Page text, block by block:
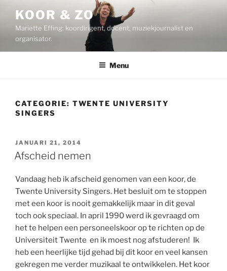
inhoud
KOOR & ZO
Mariette Effing: koordirigent, docent, muziekjournalist en
organisator.
Menu
CATEGORIE: TWENTE UNIVERSITY
SINGERS
GEPLAATST
OP
JANUARI 21, 2014
Afscheid nemen
Vandaag heb ik afscheid genomen van een koor, de
Twente University Singers. Het besluit om te stoppen
met een koor is nooit gemakkelijk maar in dit geval
toch ook speciaal. In april 1990 werd ik gevraagd om
het te helpen een personeelskoor op te richten op de
Universiteit Twente en ik moest nog afstuderen! Ik
heb een heerlijke tijd gehad bij dit koor en veel kansen
gekregen me verder muzikaal te ontwikkelen. Het koor